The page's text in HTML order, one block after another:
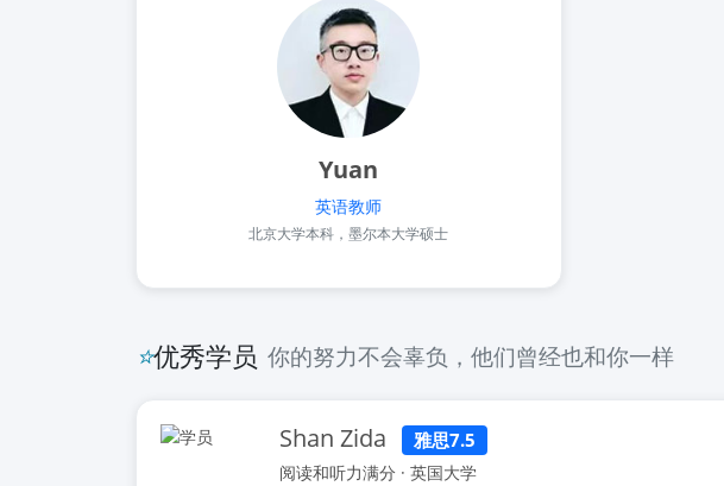
Yuan
英语教师
北京大学本科，墨尔本大学硕士
⭐优秀学员 你的努力不会辜负，他们曾经也和你一样
Shan Zida 雅思7.5
阅读和听力满分 · 英国大学